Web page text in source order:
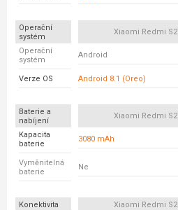
Operační
systém
Xiaomi Redmi S2
Operační
systém
Android
Verze OS Android 8.1 (Oreo)
Baterie a
nabíjení
Xiaomi Redmi S2
Kapacita
baterie
3080 mAh
Vyměnitelná
baterie
Ne
Konektivita Xiaomi Redmi S2